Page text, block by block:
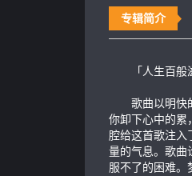
专辑简介
「人生百
歌曲以明快
你卸下心中的累
腔给这首歌注入
量的气息。歌曲
服不了的困难。